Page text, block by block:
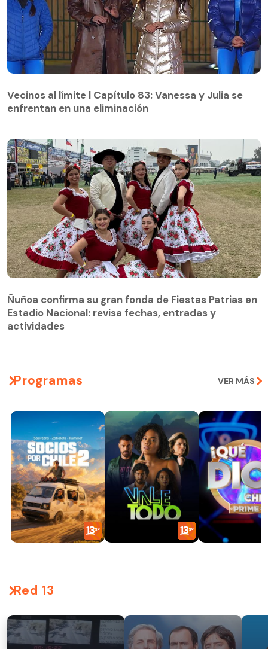
enfrentan en una eliminación
Vecinos al límite | Capítulo 83: Vanessa y Julia se
enfrentan en una eliminación
Ñuñoa confirma su gran fonda de Fiestas Patrias en
Estadio Nacional: revisa fechas, entradas y
actividades
Programas VER MÁS
Red 13